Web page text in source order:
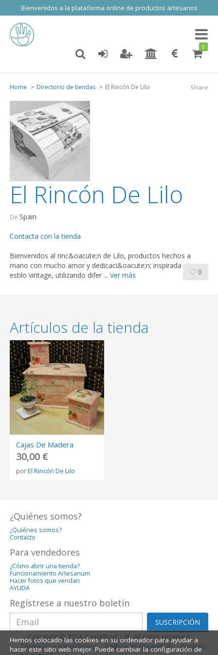
Bienvenidos a la plataforma online de productos artesanos
Toggle
0
Share
Home Directorio de tiendas El Rincón De Lilo
El Rincón De Lilo
De Spain
Contacta con la tienda
Bienvenidos al rinc&oacute;n de Lilo, productos hechos a
mano con mucho amor y dedicaci&oacute;n; inspirada en un
estilo vintage, utilizando difer ... Ver más 0
Artículos de la tienda
Cajas De Madera
30,00 €
porEl Rincón De Lilo
¿Quiénes somos?
¿Quiénes somos?
Contacto
Para vendedores
¿Cómo abrir una tienda?
Funcionamiento Artesanum
Hacer fotos que vendan
AYUDA
Regístrese a nuestro boletín
SUSCRIPCIÓN
Copyright © 2016 Castelltort Ldt. All rights reserved.
Términos y condiciones
Política de privacidad
Cookies
Hemos colocado las cookies en su ordenador para ayudar a
hacer este sitio web mejor. Puede cambiar la configuración de